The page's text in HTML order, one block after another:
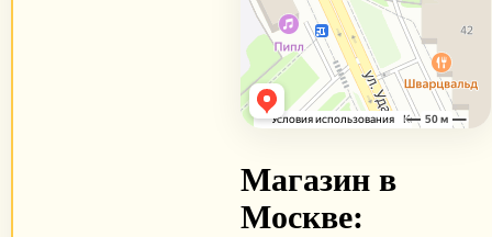
Магазин в
Москве: